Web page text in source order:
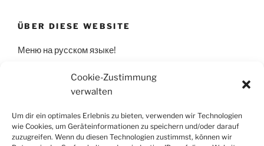
Cookie-Zustimmung
verwalten
Um dir ein optimales Erlebnis zu bieten, verwenden wir Technologien
wie Cookies, um Geräteinformationen zu speichern und/oder darauf
zuzugreifen. Wenn du diesen Technologien zustimmst, können wir
ÜBER DIESE WEBSITE
Меню на русском языке!
Menu in english!
SUCHEN